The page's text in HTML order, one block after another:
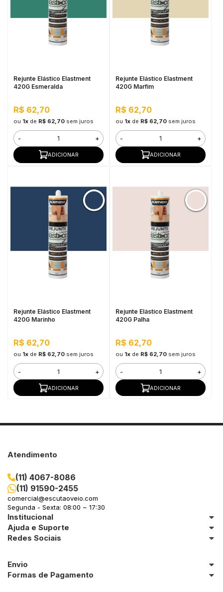
Rejunte Elástico Elastment
420G Esmeralda
R$ 62,70
ou 1xde R$ 62,70 sem juros
- +
ADICIONAR
Rejunte Elástico Elastment
420G Marfim
R$ 62,70
ou 1xde R$ 62,70 sem juros
- +
ADICIONAR
Rejunte Elástico Elastment
420G Marinho
R$ 62,70
ou 1xde R$ 62,70 sem juros
- +
ADICIONAR
Rejunte Elástico Elastment
420G Palha
R$ 62,70
ou 1xde R$ 62,70 sem juros
- +
ADICIONAR
Atendimento
(11) 4067-8086
(11) 91590-2455
comercial@escutaoveio.com
Segunda - Sexta: 08:00 ~ 17:30
Institucional
Ajuda e Suporte
Redes Sociais
Envio
Formas de Pagamento